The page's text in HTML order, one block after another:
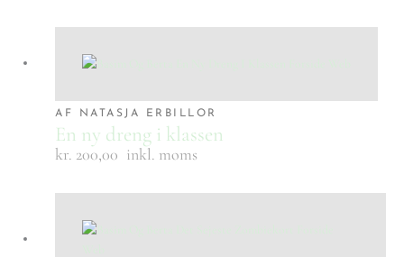
AF NATASJA ERBILLOR
En ny dreng i klassen
kr. 200,00 inkl. moms